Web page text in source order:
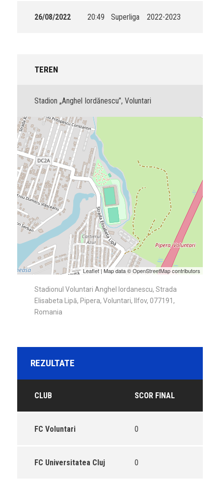
26/08/2022 20:49 Superliga 2022-2023
TEREN
Stadion „Anghel Iordănescu”, Voluntari
Leaflet | Map data ©OpenStreetMapcontributors
Stadionul Voluntari Anghel Iordanescu, Strada
Elisabeta Lipă, Pipera, Voluntari, Ilfov, 077191,
Romania
REZULTATE
CLUB SCOR FINAL
FC Voluntari 0
FC Universitatea Cluj 0